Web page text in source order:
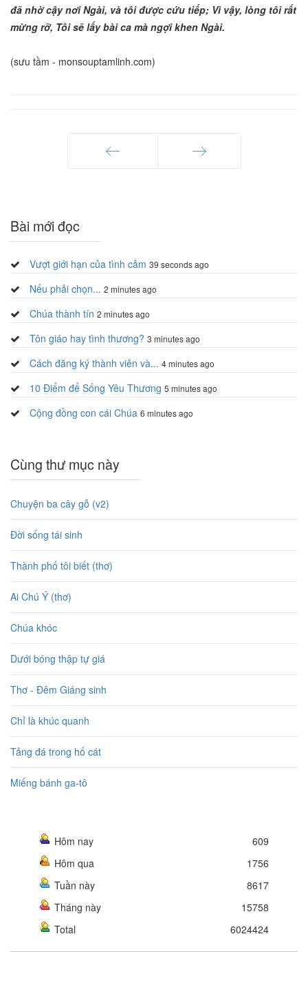
đã nhờ cậy nơi Ngài, và tôi được cứu tiếp; Vì vậy, lòng tôi rất
mừng rỡ, Tôi sẽ lấy bài ca mà ngợi khen Ngài.
(sưu tầm - monsouptamlinh.com)
Bài mới đọc
Vượt giới hạn của tình cảm 39 seconds ago
Nếu phải chọn... 2 minutes ago
Chúa thành tín 2 minutes ago
Tôn giáo hay tình thương? 3 minutes ago
Cách đăng ký thành viên và... 4 minutes ago
10 Điểm để Sống Yêu Thương 5 minutes ago
Cộng đồng con cái Chúa 6 minutes ago
Cùng thư mục này
Chuyện ba cây gỗ (v2)
Đời sống tái sinh
Thành phố tôi biết (thơ)
Ai Chú Ý (thơ)
Chúa khóc
Dưới bóng thập tự giá
Thơ - Đêm Giáng sinh
Chỉ là khúc quanh
Tảng đá trong hố cát
Miếng bánh ga-tô
Hôm nay
609
Hôm qua
1756
Tuần này
8617
Tháng này
15758
Total
6024424